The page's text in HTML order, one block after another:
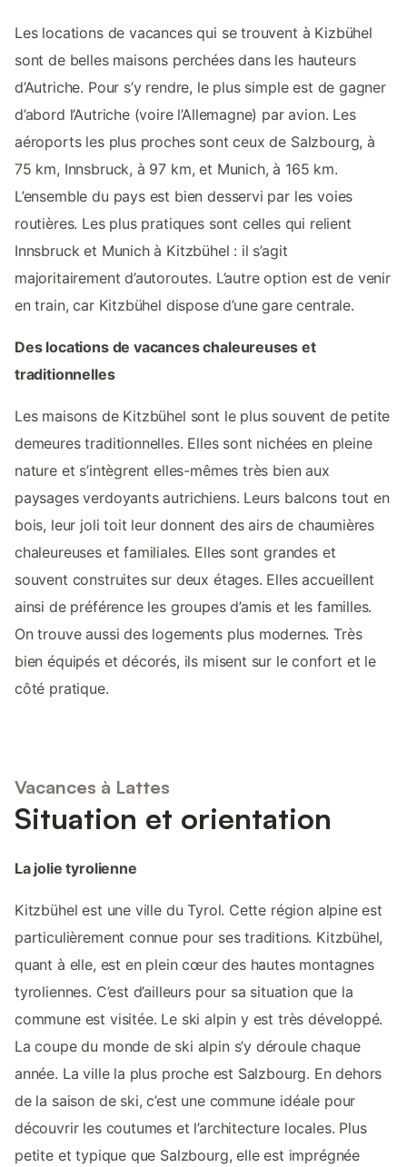
Les locations de vacances qui se trouvent à Kizbühel
sont de belles maisons perchées dans les hauteurs
d’Autriche. Pour s’y rendre, le plus simple est de gagner
d’abord l’Autriche (voire l’Allemagne) par avion. Les
aéroports les plus proches sont ceux de Salzbourg, à
75 km, Innsbruck, à 97 km, et Munich, à 165 km.
L’ensemble du pays est bien desservi par les voies
routières. Les plus pratiques sont celles qui relient
Innsbruck et Munich à Kitzbühel : il s’agit
majoritairement d’autoroutes. L’autre option est de venir
en train, car Kitzbühel dispose d’une gare centrale.
Des locations de vacances chaleureuses et
traditionnelles
Les maisons de Kitzbühel sont le plus souvent de petite
demeures traditionnelles. Elles sont nichées en pleine
nature et s’intègrent elles-mêmes très bien aux
paysages verdoyants autrichiens. Leurs balcons tout en
bois, leur joli toit leur donnent des airs de chaumières
chaleureuses et familiales. Elles sont grandes et
souvent construites sur deux étages. Elles accueillent
ainsi de préférence les groupes d’amis et les familles.
On trouve aussi des logements plus modernes. Très
bien équipés et décorés, ils misent sur le confort et le
côté pratique.
Vacances à Lattes
Situation et orientation
La jolie tyrolienne
Kitzbühel est une ville du Tyrol. Cette région alpine est
particulièrement connue pour ses traditions. Kitzbühel,
quant à elle, est en plein cœur des hautes montagnes
tyroliennes. C’est d’ailleurs pour sa situation que la
commune est visitée. Le ski alpin y est très développé.
La coupe du monde de ski alpin s’y déroule chaque
année. La ville la plus proche est Salzbourg. En dehors
de la saison de ski, c’est une commune idéale pour
découvrir les coutumes et l’architecture locales. Plus
petite et typique que Salzbourg, elle est imprégnée